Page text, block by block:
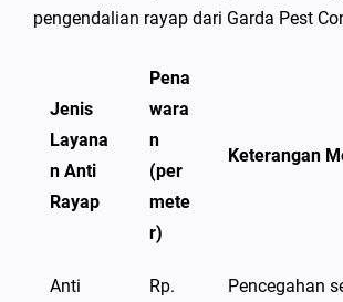
pengendalian rayap dari Garda Pest
Jenis
Layana
n Anti
Rayap
Pena
wara
n
(per
mete
r)
Keterangan
Anti
Rp.
Pencegahan